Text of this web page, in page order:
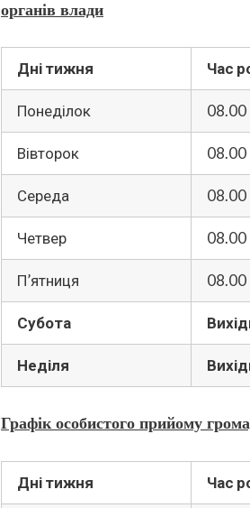
органів влади
Дні тижня Час
Понеділок 08.00
Вівторок 08.00
Середа 08.00
Четвер 08.00
П’ятниця 08.00
Субота
Неділя
Графік особистого прийому
Дні тижня Час